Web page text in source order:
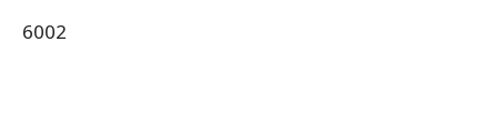
6002